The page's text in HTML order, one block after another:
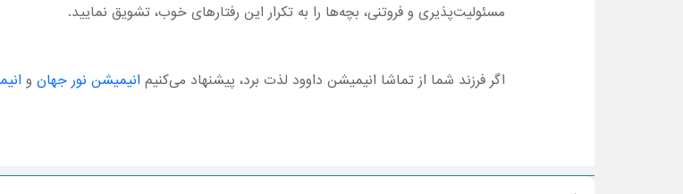
مسئولیت‌پذیری و فروتنی، بچه‌ها را به تکرار این رفتارهای خوب، تشویق نمایید.
اگر فرزند شما از تماشا انیمیشن داوود لذت برد، پیشنهاد می‌کنیم انیمیشن نور جهان و